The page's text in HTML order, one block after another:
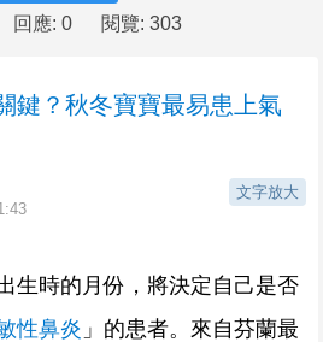
回應: 0 閱覽: 303
鍵？秋冬寶寶最易患上氣
文字放大
生時的月份，將決定自己是否
性鼻炎 」的患者。來自芬蘭最